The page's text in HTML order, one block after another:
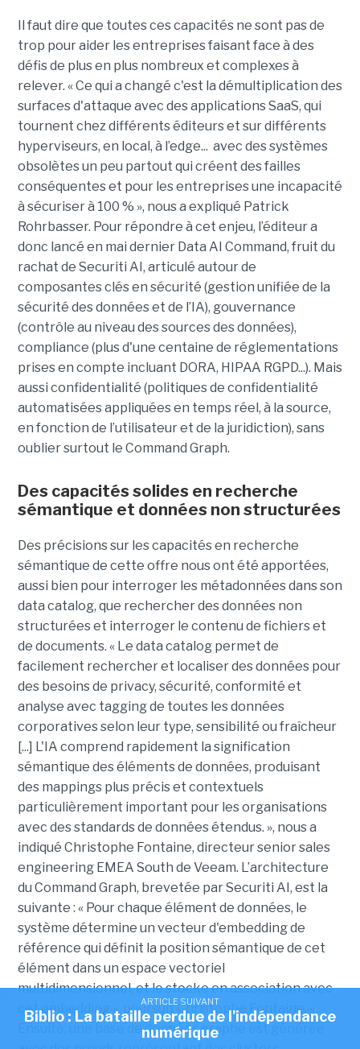
Il faut dire que toutes ces capacités ne sont pas de
trop pour aider les entreprises faisant face à des
défis de plus en plus nombreux et complexes à
relever. « Ce qui a changé c'est la démultiplication des
surfaces d'attaque avec des applications SaaS, qui
tournent chez différents éditeurs et sur différents
hyperviseurs, en local, à l’edge... avec des systèmes
obsolètes un peu partout qui créent des failles
conséquentes et pour les entreprises une incapacité
à sécuriser à 100 % », nous a expliqué Patrick
Rohrbasser. Pour répondre à cet enjeu, l’éditeur a
donc lancé en mai dernier Data AI Command, fruit du
rachat de Securiti AI, articulé autour de
composantes clés en sécurité (gestion unifiée de la
sécurité des données et de l’IA), gouvernance
(contrôle au niveau des sources des données),
compliance (plus d'une centaine de réglementations
prises en compte incluant DORA, HIPAA RGPD...). Mais
aussi confidentialité (politiques de confidentialité
automatisées appliquées en temps réel, à la source,
en fonction de l’utilisateur et de la juridiction), sans
oublier surtout le Command Graph.
Des capacités solides en recherche
sémantique et données non structurées
Des précisions sur les capacités en recherche
sémantique de cette offre nous ont été apportées,
aussi bien pour interroger les métadonnées dans son
data catalog, que rechercher des données non
structurées et interroger le contenu de fichiers et
de documents. « Le data catalog permet de
facilement rechercher et localiser des données pour
des besoins de privacy, sécurité, conformité et
analyse avec tagging de toutes les données
corporatives selon leur type, sensibilité ou fraîcheur
[...] L'IA comprend rapidement la signification
sémantique des éléments de données, produisant
des mappings plus précis et contextuels
particulièrement important pour les organisations
avec des standards de données étendus. », nous a
indiqué Christophe Fontaine, directeur senior sales
engineering EMEA South de Veeam. L’architecture
du Command Graph, brevetée par Securiti AI, est la
suivante : « Pour chaque élément de données, le
système détermine un vecteur d'embedding de
référence qui définit la position sémantique de cet
élément dans un espace vectoriel
multidimensionnel, et le stocke en association avec
cet embedding », poursuit Christophe Fontaine. «
Ensuite, une base de données graphe est générée
ARTICLE SUIVANT
Biblio : La bataille perdue de l'indépendance
numérique